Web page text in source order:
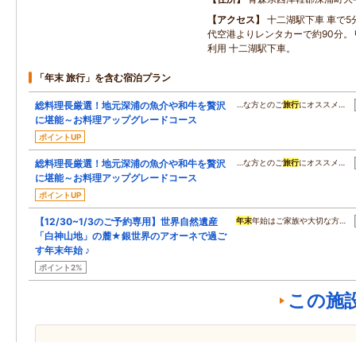
アクセス
十二湖駅下車 車で5
代空港よりレンタカーで約90分。
利用 十二湖駅下車。
「年末 旅行」を含む宿泊プラン
総料理長厳選！地元深浦の魚介や和牛を贅沢
に堪能～お料理アップグレードコース
ポイントUP
…な方とのご旅行にオススメ…
総料理長厳選！地元深浦の魚介や和牛を贅沢
に堪能～お料理アップグレードコース
ポイントUP
…な方とのご旅行にオススメ…
【12/30~1/3のご予約専用】世界自然遺産
「白神山地」の麓★銀世界のアオーネで過ご
す年末年始 ♪
ポイント2%
年末年始はご家族や大切な方…
この施